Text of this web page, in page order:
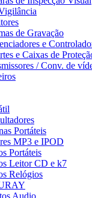
de Gravação
e
e Caixas de
/ Conv. de
Portáteis
MP3 e IPOD
Portáteis
Leitor CD e k7
Relógios
Audio